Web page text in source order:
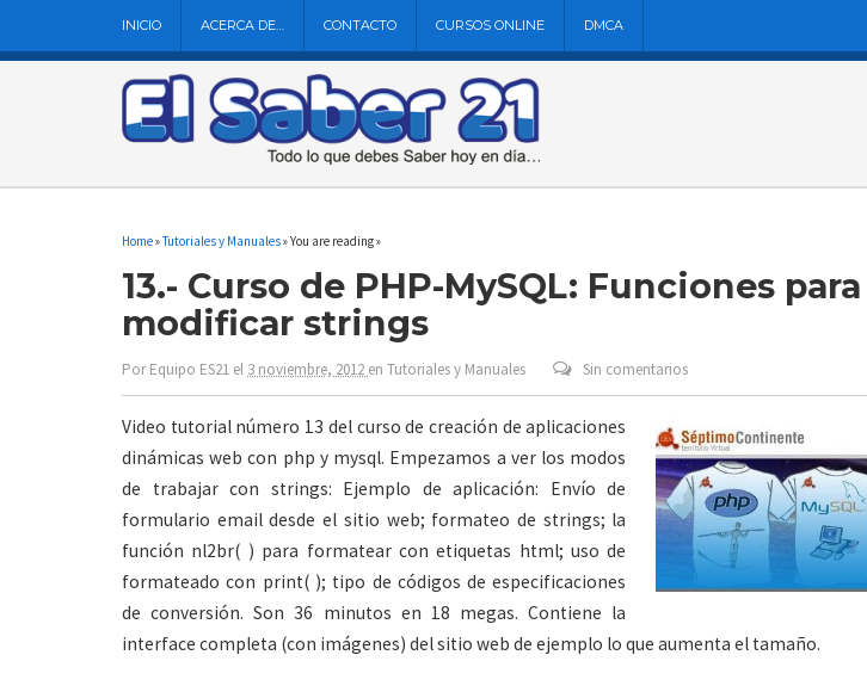
INICIO ACERCA DE… CONTACTO CURSOS ONLINE DMCA
Home»Tutoriales y Manuales» You are reading »
13.- Curso de PHP-MySQL: Funciones para
modificar strings
PorEquipo ES21 el 3 noviembre, 2012 en Tutoriales y Manuales Sin comentarios
Video tutorial número 13 del curso de creación de aplicaciones
dinámicas web con php y mysql. Empezamos a ver los modos
de trabajar con strings: Ejemplo de aplicación: Envío de
formulario email desde el sitio web; formateo de strings; la
función nl2br( ) para formatear con etiquetas html; uso de
formateado con print( ); tipo de códigos de especificaciones
de conversión. Son 36 minutos en 18 megas. Contiene la
interface completa (con imágenes) del sitio web de ejemplo lo que aumenta el tamaño.